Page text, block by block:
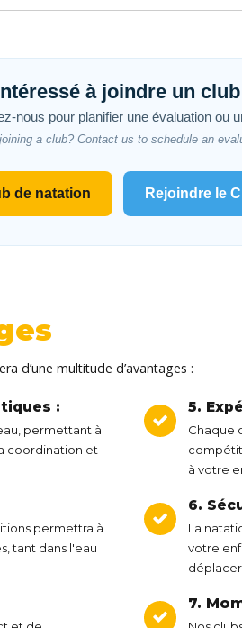
à joindre un
nous pour planifier une évaluation ou
a club? Contact us to schedule an
de natation Rejoindre le
d’une multitude d’avantages :
:
permettant à
coordination et
permettra à
tant dans l'eau
5.
Chaque
à votre
6.
La
votre
déplacer
7.